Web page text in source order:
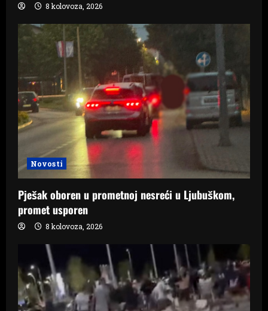
8 kolovoza, 2026
Novosti
Pješak oboren u prometnoj nesreći u Ljubuškom,
promet usporen
8 kolovoza, 2026